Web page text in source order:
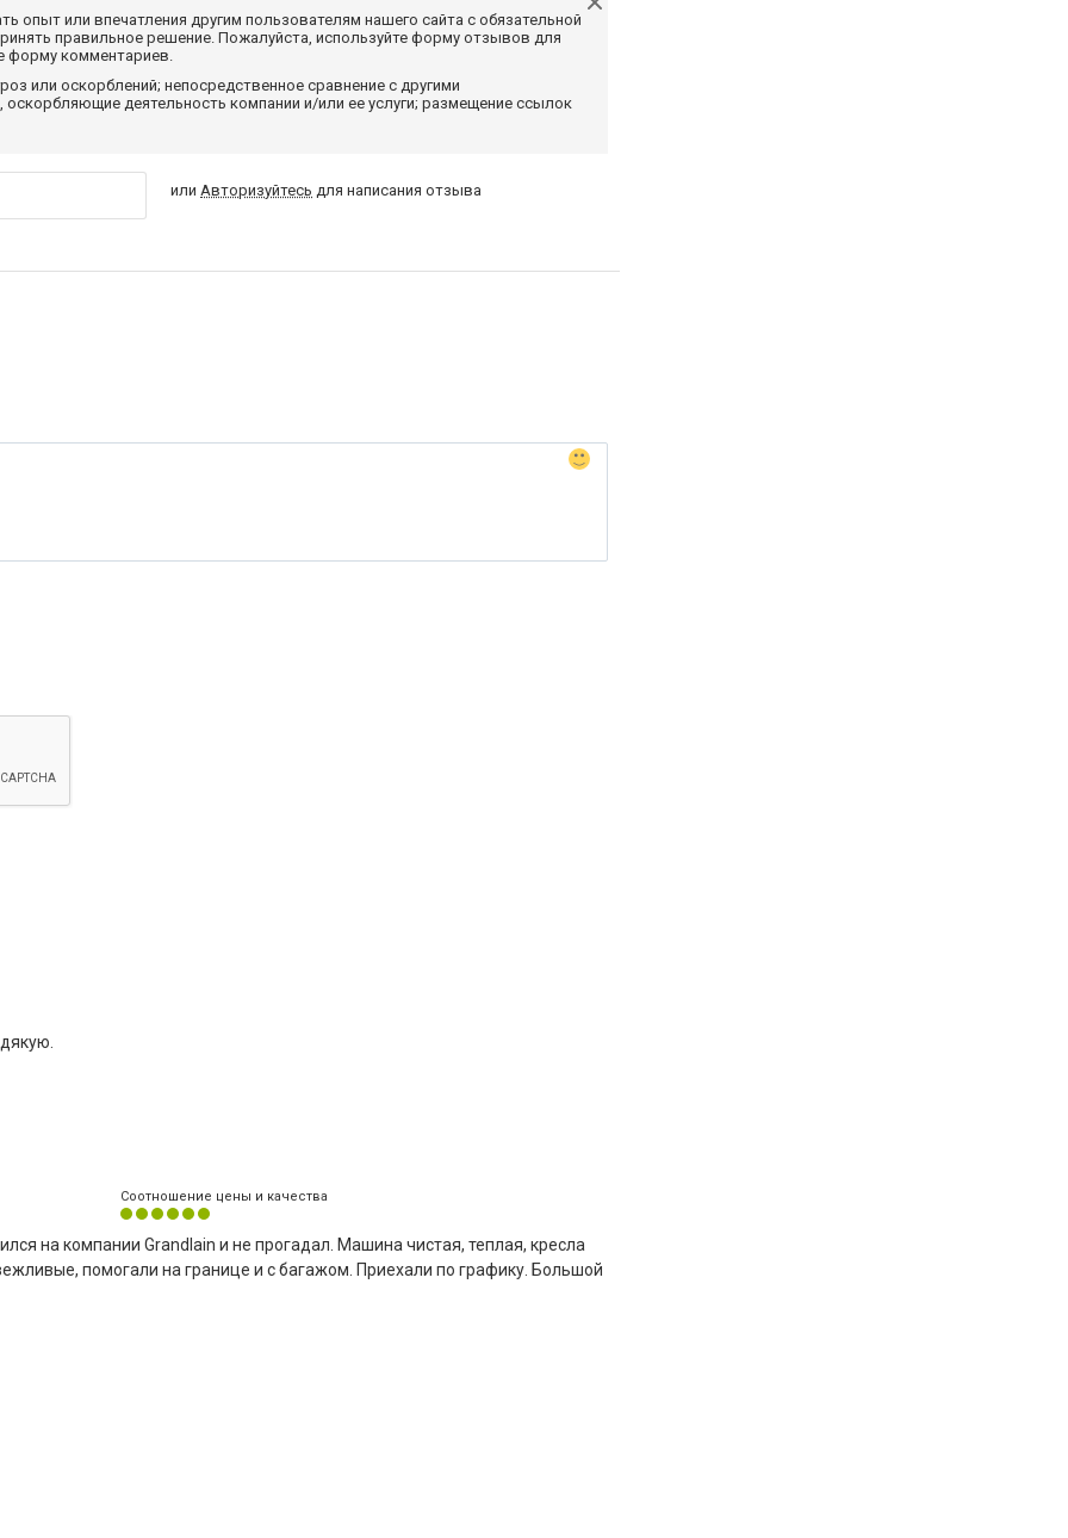
опыт или впечатления другим пользователям нашего сайта с обязательной
правильное решение. Пожалуйста, используйте форму отзывов для
форму комментариев.
или оскорблений; непосредственное сравнение с другими
деятельность компании и/или ее услуги; размещение ссылок
или Авторизуйтесь для написания отзыва
Соотношение цены и качества
на компании Grandlain и не прогадал. Машина чистая, теплая, кресла
помогали на границе и с багажом. Приехали по графику. Большой